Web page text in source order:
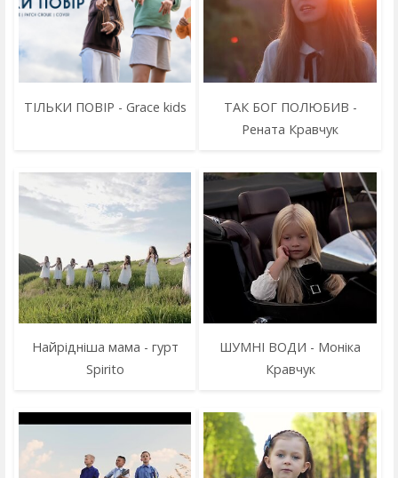
ТІЛЬКИ ПОВІР - Grace kids
ТАК БОГ ПОЛЮБИВ -
Рената Кравчук
Найрідніша мама - гурт
Spirito
ШУМНІ ВОДИ - Моніка
Кравчук